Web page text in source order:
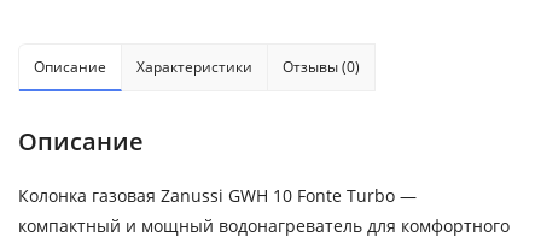
Описание Характеристики Отзывы (0)
Описание
Колонка газовая Zanussi GWH 10 Fonte Turbo —
компактный и мощный водонагреватель для комфортного